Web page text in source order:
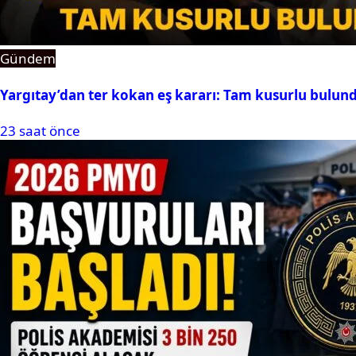
Gündem
Yargıtay’dan ter kokan eş kararı: Tam kusurlu
23 saat önce